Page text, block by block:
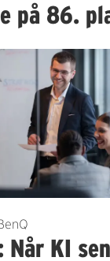
på 86.
Når KI